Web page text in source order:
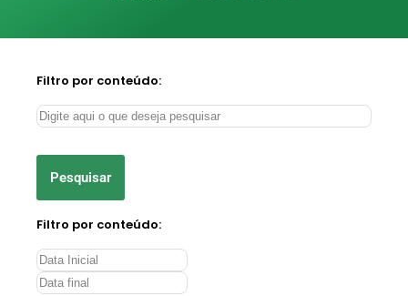
Filtro por conteúdo:
Pesquisar
Filtro por conteúdo: